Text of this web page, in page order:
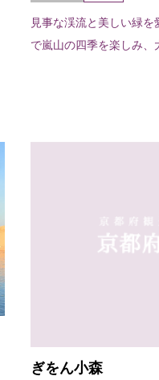
見事な渓流と美しい緑
で嵐山の四季を楽しみ
ぎをん小森